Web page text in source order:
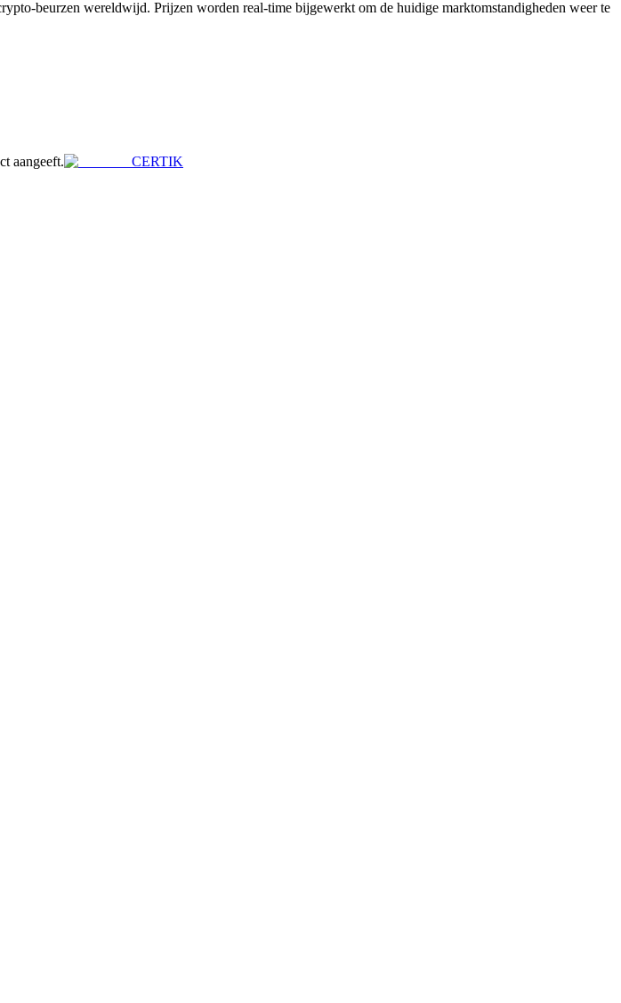
beurzen wereldwijd. Prijzen worden real-time bijgewerkt om de huidige marktomstandigheden weer te
aangeeft.
CERTIK